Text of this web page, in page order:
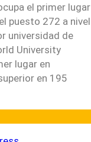
el primer lugar
puesto 272 a nivel
universidad de
University
lugar en
en 195